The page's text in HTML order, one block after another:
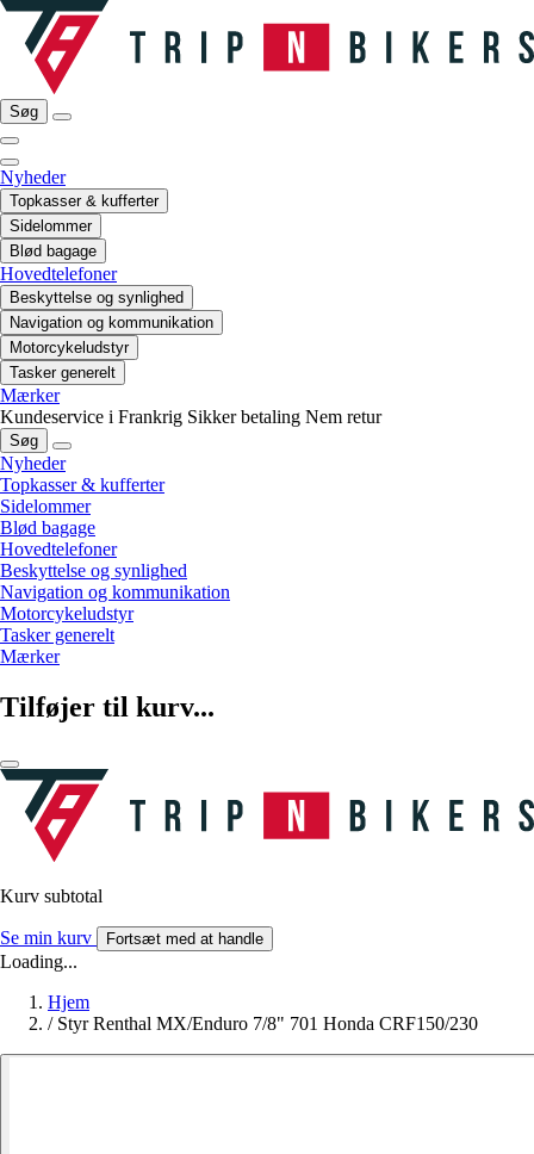
Søg
Nyheder
Topkasser & kufferter
Sidelommer
Blød bagage
Hovedtelefoner
Beskyttelse og synlighed
Navigation og kommunikation
Motorcykeludstyr
Tasker generelt
Mærker
Kundeservice i Frankrig Sikker betaling Nem retur
Søg
Nyheder
Topkasser & kufferter
Sidelommer
Blød bagage
Hovedtelefoner
Beskyttelse og synlighed
Navigation og kommunikation
Motorcykeludstyr
Tasker generelt
Mærker
Tilføjer til kurv...
Kurv subtotal
Se min kurv Fortsæt med at handle
Loading...
Hjem
/ Styr Renthal MX/Enduro 7/8" 701 Honda CRF150/230